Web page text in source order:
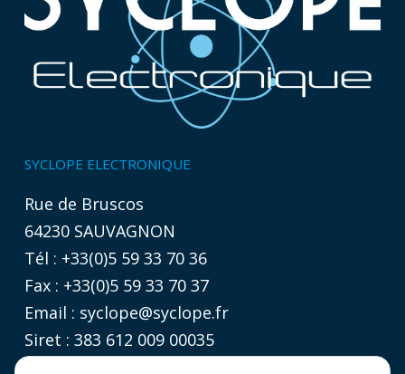
SYCLOPE ELECTRONIQUE
Rue de Bruscos
64230 SAUVAGNON
Tél : +33(0)5 59 33 70 36
Fax : +33(0)5 59 33 70 37
Email : syclope@syclope.fr
Siret : 383 612 009 00035